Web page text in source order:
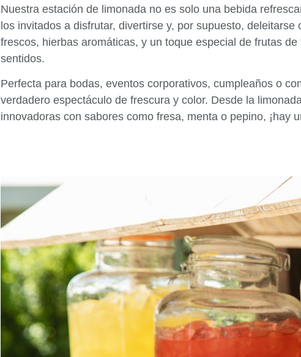
Nuestra estación de limonada no es solo una bebida
los invitados a disfrutar, divertirse y, por supuesto,
frescos, hierbas aromáticas, y un toque especial de frutas
sentidos.
Perfecta para bodas, eventos corporativos, cumpleaños o
verdadero espectáculo de frescura y color. Desde la
innovadoras con sabores como fresa, menta o pepino, ¡hay